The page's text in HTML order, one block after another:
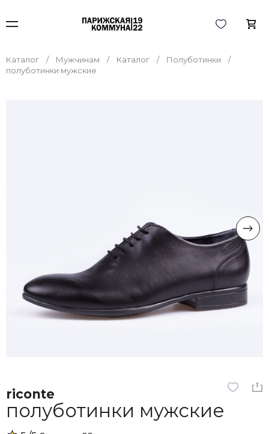
Каталог Мужчинам Каталог
Полуботинки
полуботинки мужские
riconte
полуботинки мужские